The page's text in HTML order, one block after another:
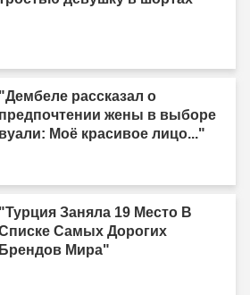
"Дембеле рассказал о
предпочтении жены в выборе
вуали: Моё красивое лицо..."
"Турция Заняла 19 Место В
Самых Дорогих
Брендов Мира"